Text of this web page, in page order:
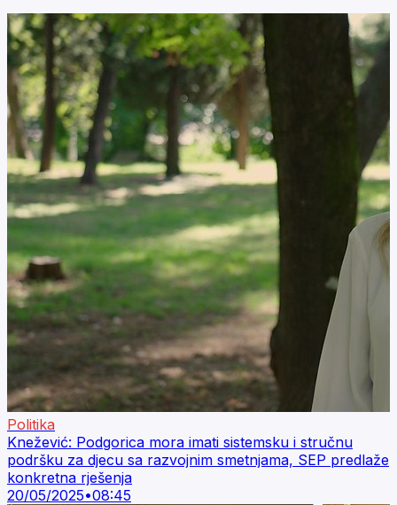
Politika
Knežević: Podgorica mora imati sistemsku i stručnu
podršku za djecu sa razvojnim smetnjama, SEP predlaže
konkretna rješenja
20/05/2025•08:45